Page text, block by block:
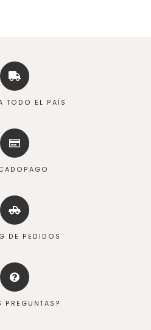
TODO EL PAÍS
DE PEDIDOS
PREGUNTAS?